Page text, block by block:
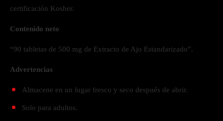
certificación Kosher.
Contenido neto
“90 tabletas de 500 mg de Extracto de Ajo Estandarizado”.
Advertencias
Almacene en un lugar fresco y seco después de abrir.
Solo para adultos.